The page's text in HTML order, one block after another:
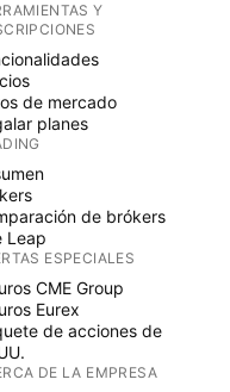
Y
de mercado
planes
de brókers
Leap
ESPECIALES
CME Group
Eurex
de acciones de
DE LA EMPRESA